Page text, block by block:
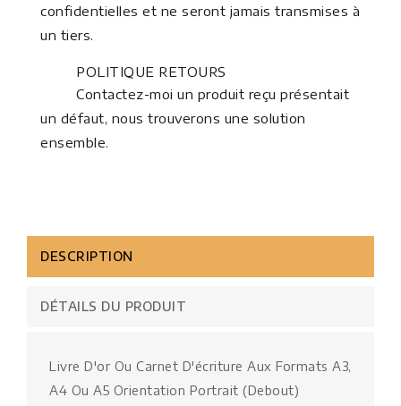
confidentielles et ne seront jamais transmises à
un tiers.
POLITIQUE RETOURS
Contactez-moi un produit reçu présentait
un défaut, nous trouverons une solution
ensemble.
DESCRIPTION
DÉTAILS DU PRODUIT
Livre D'or Ou Carnet D'écriture Aux Formats A3,
A4 Ou A5 Orientation Portrait (Debout)